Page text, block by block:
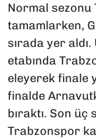
Normal
tamamlarken,
sırada yer
etabında
eleyerek finale
finalde
bıraktı. Son
Trabzonspor